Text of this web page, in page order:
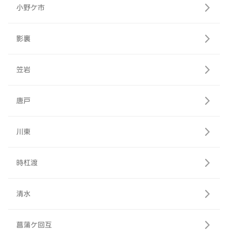
小野ケ市
影裏
笠岩
唐戸
川東
時杠渡
清水
菖蒲ケ回互